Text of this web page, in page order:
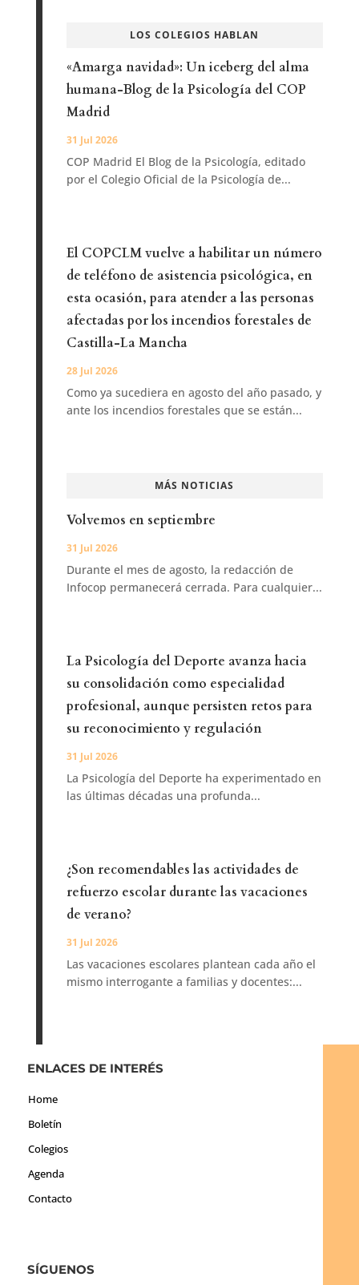
LOS COLEGIOS HABLAN
«Amarga navidad»: Un iceberg del alma
humana-Blog de la Psicología del COP
Madrid
31 Jul 2026
COP Madrid El Blog de la Psicología, editado
por el Colegio Oficial de la Psicología de...
El COPCLM vuelve a habilitar un número
de teléfono de asistencia psicológica, en
esta ocasión, para atender a las personas
afectadas por los incendios forestales de
Castilla-La Mancha
28 Jul 2026
Como ya sucediera en agosto del año pasado, y
ante los incendios forestales que se están...
MÁS NOTICIAS
Volvemos en septiembre
31 Jul 2026
Durante el mes de agosto, la redacción de
Infocop permanecerá cerrada. Para cualquier...
La Psicología del Deporte avanza hacia
su consolidación como especialidad
profesional, aunque persisten retos para
su reconocimiento y regulación
31 Jul 2026
La Psicología del Deporte ha experimentado en
las últimas décadas una profunda...
¿Son recomendables las actividades de
refuerzo escolar durante las vacaciones
de verano?
31 Jul 2026
Las vacaciones escolares plantean cada año el
mismo interrogante a familias y docentes:...
ENLACES DE INTERÉS
Home
Boletín
Colegios
Agenda
Contacto
SÍGUENOS